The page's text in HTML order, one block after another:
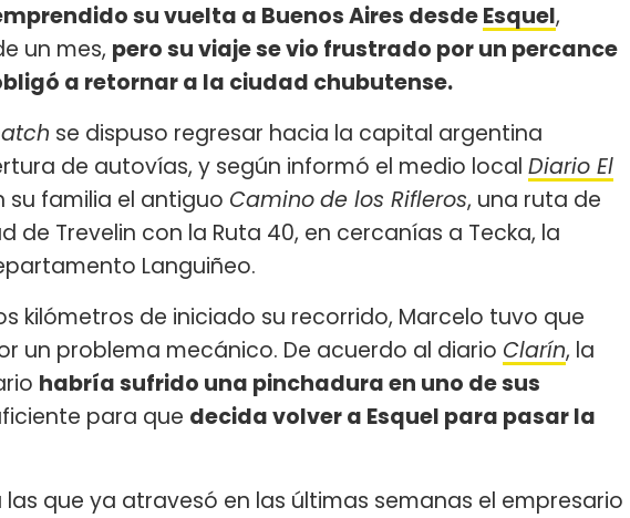
su vuelta a Buenos Aires desdeEsquel,
un mes, pero su viaje se vio frustrado por un percance
a retornar a la ciudad chubutense.
se dispuso regresar hacia la capital argentina
de autovías, y según informó el medio local Diario El
familia el antiguo Caminode los Rifleros, una ruta de
de Trevelin con la Ruta 40, en cercanías a Tecka, la
Languiñeo.
kilómetros de iniciado su recorrido, Marcelo tuvo que
un problema mecánico. De acuerdo al diario Clarín, la
habría sufrido una pinchadura en uno de sus
para que decida volver a Esquel para pasar la
las que ya atravesó en las últimas semanas el empresario